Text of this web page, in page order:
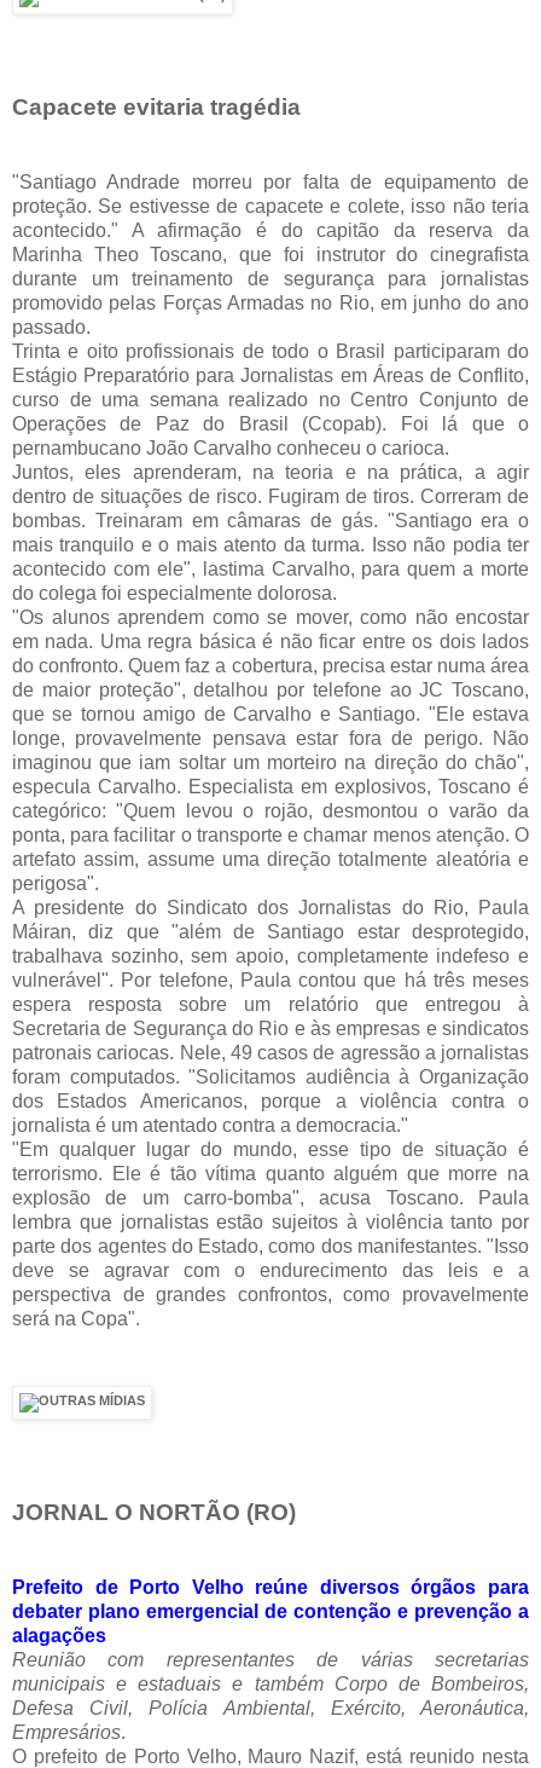
Capacete evitaria tragédia
"Santiago Andrade morreu por falta de equipamento de
proteção. Se estivesse de capacete e colete, isso não teria
acontecido." A afirmação é do capitão da reserva da
Marinha Theo Toscano, que foi instrutor do cinegrafista
durante um treinamento de segurança para jornalistas
promovido pelas Forças Armadas no Rio, em junho do ano
passado.
Trinta e oito profissionais de todo o Brasil participaram do
Estágio Preparatório para Jornalistas em Áreas de Conflito,
curso de uma semana realizado no Centro Conjunto de
Operações de Paz do Brasil (Ccopab). Foi lá que o
pernambucano João Carvalho conheceu o carioca.
Juntos, eles aprenderam, na teoria e na prática, a agir
dentro de situações de risco. Fugiram de tiros. Correram de
bombas. Treinaram em câmaras de gás. "Santiago era o
mais tranquilo e o mais atento da turma. Isso não podia ter
acontecido com ele", lastima Carvalho, para quem a morte
do colega foi especialmente dolorosa.
"Os alunos aprendem como se mover, como não encostar
em nada. Uma regra básica é não ficar entre os dois lados
do confronto. Quem faz a cobertura, precisa estar numa área
de maior proteção", detalhou por telefone ao JC Toscano,
que se tornou amigo de Carvalho e Santiago. "Ele estava
longe, provavelmente pensava estar fora de perigo. Não
imaginou que iam soltar um morteiro na direção do chão",
especula Carvalho. Especialista em explosivos, Toscano é
categórico: "Quem levou o rojão, desmontou o varão da
ponta, para facilitar o transporte e chamar menos atenção. O
artefato assim, assume uma direção totalmente aleatória e
perigosa".
A presidente do Sindicato dos Jornalistas do Rio, Paula
Máiran, diz que "além de Santiago estar desprotegido,
trabalhava sozinho, sem apoio, completamente indefeso e
vulnerável". Por telefone, Paula contou que há três meses
espera resposta sobre um relatório que entregou à
Secretaria de Segurança do Rio e às empresas e sindicatos
patronais cariocas. Nele, 49 casos de agressão a jornalistas
foram computados. "Solicitamos audiência à Organização
dos Estados Americanos, porque a violência contra o
jornalista é um atentado contra a democracia."
"Em qualquer lugar do mundo, esse tipo de situação é
terrorismo. Ele é tão vítima quanto alguém que morre na
explosão de um carro-bomba", acusa Toscano. Paula
lembra que jornalistas estão sujeitos à violência tanto por
parte dos agentes do Estado, como dos manifestantes. "Isso
deve se agravar com o endurecimento das leis e a
perspectiva de grandes confrontos, como provavelmente
será na Copa".
JORNAL O NORTÃO (RO)
Prefeito de Porto Velho reúne diversos órgãos para
debater plano emergencial de contenção e prevenção a
alagações
Reunião com representantes de várias secretarias
municipais e estaduais e também Corpo de Bombeiros,
Defesa Civil, Polícia Ambiental, Exército, Aeronáutica,
Empresários.
O prefeito de Porto Velho, Mauro Nazif, está reunido nesta